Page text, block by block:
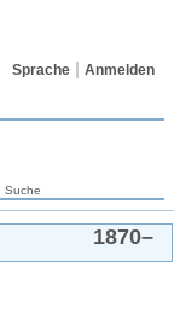
Sprache Anmelden
Suche
1870–